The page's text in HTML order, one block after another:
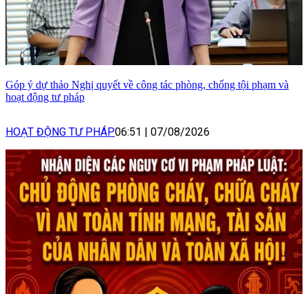
Góp ý dự thảo Nghị quyết về công tác phòng, chống tội phạm và
hoạt động tư pháp
HOẠT ĐỘNG TƯ PHÁP06:51 | 07/08/2026